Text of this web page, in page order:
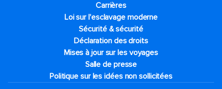
Carrières
Loi sur l'esclavage moderne
Sécurité & sécurité
Déclaration des droits
Mises à jour sur les voyages
Salle de presse
Politique sur les idées non sollicitées